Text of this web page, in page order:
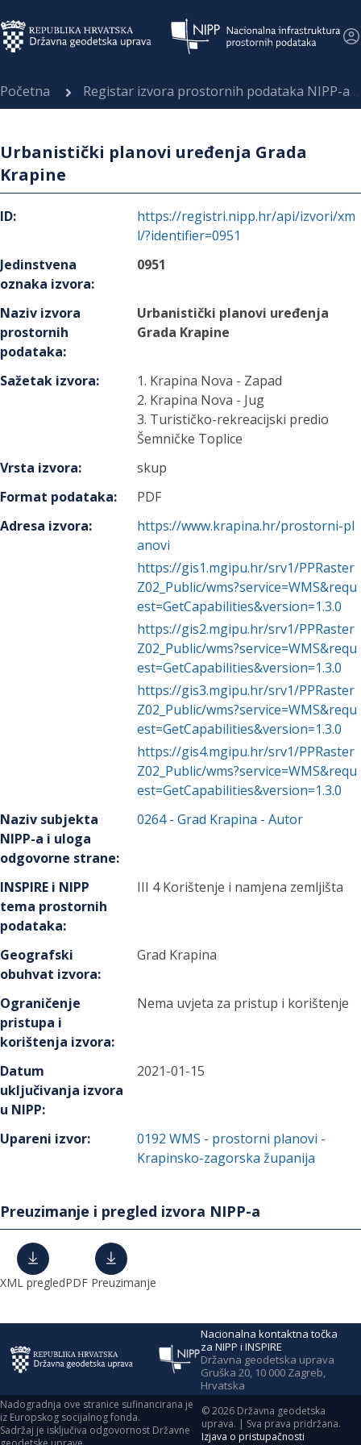
Početna Registar izvora prostornih podataka NIPP-a
Urbanistički planovi uređenja Grada
Krapine
ID:
https://registri.nipp.hr/api/izvori/xm
l/?identifier=0951
Jedinstvena
oznaka izvora:
0951
Naziv izvora
prostornih
podataka:
Urbanistički planovi uređenja
Grada Krapine
Sažetak izvora:
1. Krapina Nova - Zapad
2. Krapina Nova - Jug
3. Turističko-rekreacijski predio
Šemničke Toplice
Vrsta izvora:
skup
Format podataka:
PDF
Adresa izvora:
https://www.krapina.hr/prostorni-pl
anovi
https://gis1.mgipu.hr/srv1/PPRaster
Z02_Public/wms?service=WMS&requ
est=GetCapabilities&version=1.3.0
https://gis2.mgipu.hr/srv1/PPRaster
Z02_Public/wms?service=WMS&requ
est=GetCapabilities&version=1.3.0
https://gis3.mgipu.hr/srv1/PPRaster
Z02_Public/wms?service=WMS&requ
est=GetCapabilities&version=1.3.0
https://gis4.mgipu.hr/srv1/PPRaster
Z02_Public/wms?service=WMS&requ
est=GetCapabilities&version=1.3.0
Naziv subjekta
NIPP-a i uloga
odgovorne strane:
0264-Grad Krapina - Autor
INSPIRE i NIPP
tema prostornih
podataka:
III 4 Korištenje i namjena zemljišta
Geografski
obuhvat izvora:
Grad Krapina
Ograničenje
pristupa i
korištenja izvora:
Nema uvjeta za pristup i korištenje
Datum
uključivanja izvora
u NIPP:
2021-01-15
Upareni izvor: 0192 WMS - prostorni planovi -
Krapinsko-zagorska županija
Preuzimanje i pregled izvora NIPP-a
XML pregledPDF Preuzimanje
Nacionalna kontaktna točka
za NIPP i INSPIRE
Državna geodetska uprava
Gruška 20, 10 000 Zagreb,
Hrvatska
Nadogradnja ove stranice sufinancirana je
iz Europskog socijalnog fonda.
Sadržaj je isključiva odgovornost Državne
©2026 Državna geodetska
uprava. | Sva prava pridržana.
Izjava o pristupačnosti